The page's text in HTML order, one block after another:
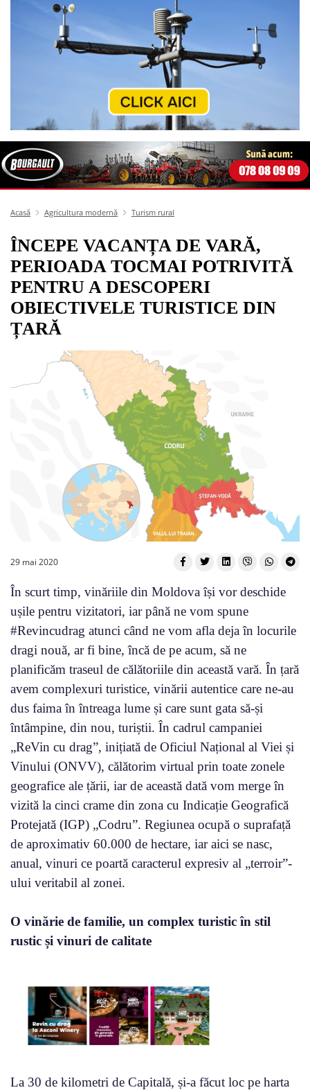
Acasă Agricultura modernă Turism rural
ÎNCEPE VACANȚA DE VARĂ,
PERIOADA TOCMAI POTRIVITĂ
PENTRU A DESCOPERI
OBIECTIVELE TURISTICE DIN
ȚARĂ
29 mai 2020
În scurt timp, vinăriile din Moldova își vor deschide
ușile pentru vizitatori, iar până ne vom spune
#Revincudrag atunci când ne vom afla deja în locurile
dragi nouă, ar fi bine, încă de pe acum, să ne
planificăm traseul de călătoriile din această vară. În țară
avem complexuri turistice, vinării autentice care ne-au
dus faima în întreaga lume și care sunt gata să-și
întâmpine, din nou, turiștii. În cadrul campaniei
„ReVin cu drag”, inițiată de Oficiul Național al Viei și
Vinului (ONVV), călătorim virtual prin toate zonele
geografice ale țării, iar de această dată vom merge în
vizită la cinci crame din zona cu Indicație Geografică
Protejată (IGP) „Codru”. Regiunea ocupă o suprafață
de aproximativ 60.000 de hectare, iar aici se nasc,
anual, vinuri ce poartă caracterul expresiv al „terroir”-
ului veritabil al zonei.
O vinărie de familie, un complex turistic în stil
rustic și vinuri de calitate
La 30 de kilometri de Capitală, și-a făcut loc pe harta